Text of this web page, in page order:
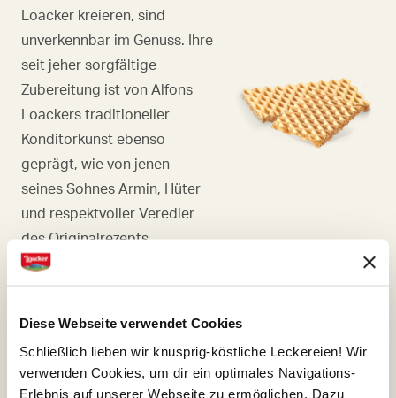
Diese Webseite verwendet Cookies
Schließlich lieben wir knusprig-köstliche Leckereien! Wir
verwenden Cookies, um dir ein optimales Navigations-
Erlebnis auf unserer Webseite zu ermöglichen. Dazu
Loacker kreieren, sind
unverkennbar im Genuss. Ihre
seit jeher sorgfältige
Zubereitung ist von Alfons
Loackers traditioneller
Konditorkunst ebenso
geprägt, wie von jenen
seines Sohnes Armin, Hüter
und respektvoller Veredler
des Originalrezepts.
HASELNUSS
Es ist leicht, sich in